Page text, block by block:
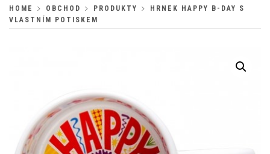
HOME OBCHOD PRODUKTY
HRNEK HAPPY B-DAY S
VLASTNÍM POTISKEM